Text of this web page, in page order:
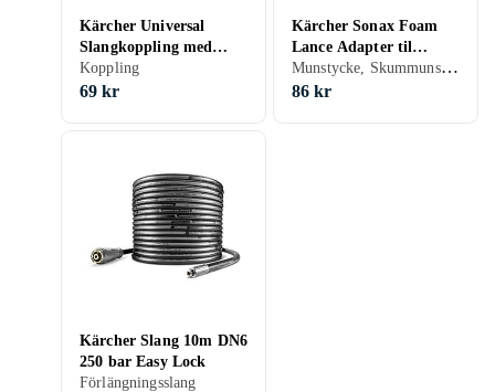
Kärcher Universal
Slangkoppling med
Aqua Stop
Koppling
69 kr
Kärcher Sonax Foam
Lance Adapter til
høytrykksspyler
Munstycke, Skummunstycke
86 kr
Kärcher Slang 10m DN6
250 bar Easy Lock
Förlängningsslang